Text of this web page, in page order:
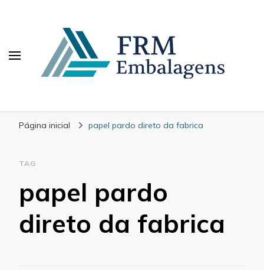
Página inicial papel pardo direto da fabrica
TAG
papel pardo
direto da fabrica